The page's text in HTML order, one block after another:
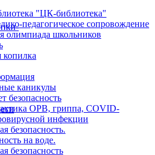
"ЦК-библиотека"
педагогическое сопровождение
олимпиада школьников
копилка
каникулы
безопасность
ОРВ, гриппа, COVID-
инфекции
безопасность.
на воде.
безопасность